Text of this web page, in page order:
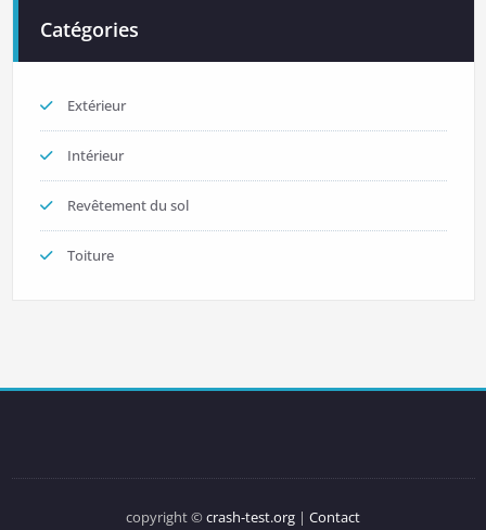
Catégories
Extérieur
Intérieur
Revêtement du sol
Toiture
copyright ©crash-test.org | Contact